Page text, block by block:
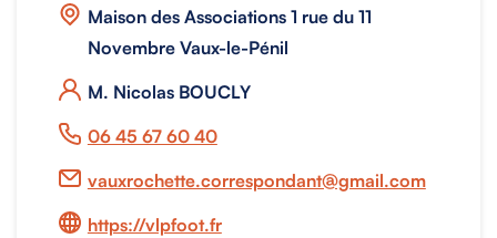
Maison des Associations 1 rue du 11
Novembre Vaux-le-Pénil
M. Nicolas BOUCLY
06 45 67 60 40
vauxrochette.correspondant@gmail.com
https://vlpfoot.fr